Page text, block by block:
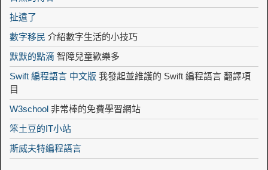
扯遠了
數字移民 介紹數字生活的小技巧
默默的點滴 智障兒童歡樂多
Swift 編程語言 中文版 我發起並維護的 Swift 編程語言 翻譯項
目
W3school 非常棒的免費學習網站
笨土豆的IT小站
斯威夫特編程語言